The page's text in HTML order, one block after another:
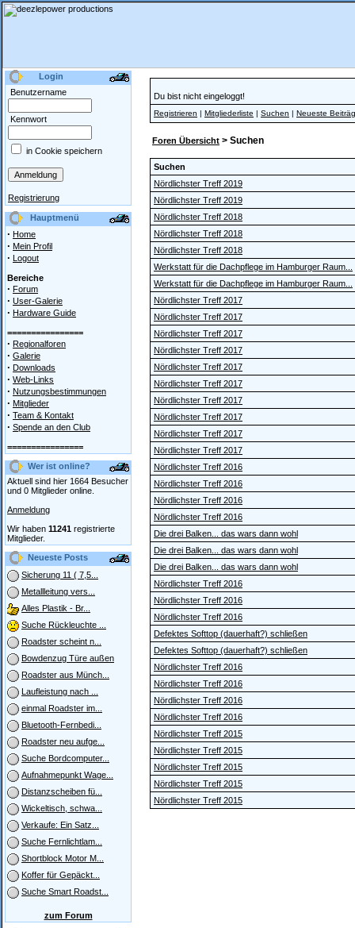
Login
Benutzername
Kennwort
in Cookie speichern
Registrierung
Hauptmenü
· Home
· Mein Profil
· Logout
Bereiche
· Forum
· User-Galerie
· Hardware Guide
================
· Regionalforen
· Galerie
· Downloads
· Web-Links
· Nutzungsbestimmungen
· Mitglieder
· Team & Kontakt
· Spende an den Club
================
Wer ist online?
Aktuell sind hier 1664 Besucher
und 0 Mitglieder online.
Anmeldung
Wir haben 11241 registrierte
Mitglieder.
Neueste Posts
Sicherung 11 ( 7,5...
Metallleitung vers...
Alles Plastik - Br...
Suche Rückleuchte ...
Roadster scheint n...
Bowdenzug Türe außen
Roadster aus Münch...
Laufleistung nach ...
einmal Roadster im...
Bluetooth-Fernbedi...
Roadster neu aufge...
Suche Bordcomputer...
Aufnahmepunkt Wage...
Distanzscheiben fü...
Wickeltisch, schwa...
Verkaufe: Ein Satz...
Suche Fernlichtlam...
Shortblock Motor M...
Koffer für Gepäckt...
Suche Smart Roadst...
zum Forum
Du bist nicht eingeloggt!
Registrieren | Mitgliederliste | Suchen | Neueste
Foren Übersicht > Suchen
Suchen
Nördlichster Treff 2019
Nördlichster Treff 2019
Nördlichster Treff 2018
Nördlichster Treff 2018
Nördlichster Treff 2018
Werkstatt für die Dachpflege im Hamburger Raum...
Werkstatt für die Dachpflege im Hamburger Raum...
Nördlichster Treff 2017
Nördlichster Treff 2017
Nördlichster Treff 2017
Nördlichster Treff 2017
Nördlichster Treff 2017
Nördlichster Treff 2017
Nördlichster Treff 2017
Nördlichster Treff 2017
Nördlichster Treff 2017
Nördlichster Treff 2017
Nördlichster Treff 2016
Nördlichster Treff 2016
Nördlichster Treff 2016
Nördlichster Treff 2016
Die drei Balken... das wars dann wohl
Die drei Balken... das wars dann wohl
Die drei Balken... das wars dann wohl
Nördlichster Treff 2016
Nördlichster Treff 2016
Nördlichster Treff 2016
Defektes Softtop (dauerhaft?) schließen
Defektes Softtop (dauerhaft?) schließen
Nördlichster Treff 2016
Nördlichster Treff 2016
Nördlichster Treff 2016
Nördlichster Treff 2016
Nördlichster Treff 2015
Nördlichster Treff 2015
Nördlichster Treff 2015
Nördlichster Treff 2015
Nördlichster Treff 2015